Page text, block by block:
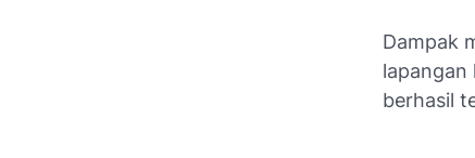
Dampak
lapangan
berhasil